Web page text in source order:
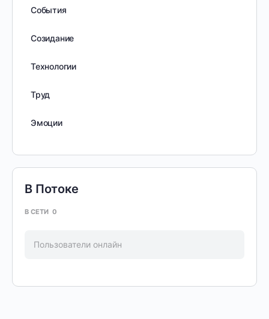
События
Созидание
Технологии
Труд
Эмоции
В Потоке
В СЕТИ 0
Пользователи онлайн